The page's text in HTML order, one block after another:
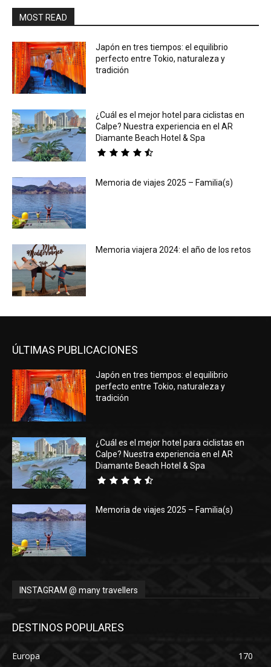
MOST READ
Japón en tres tiempos: el equilibrio
perfecto entre Tokio, naturaleza y
tradición
¿Cuál es el mejor hotel para ciclistas en
Calpe? Nuestra experiencia en el AR
Diamante Beach Hotel & Spa
Memoria de viajes 2025 – Familia(s)
Memoria viajera 2024: el año de los retos
ÚLTIMAS PUBLICACIONES
Japón en tres tiempos: el equilibrio
perfecto entre Tokio, naturaleza y
tradición
¿Cuál es el mejor hotel para ciclistas en
Calpe? Nuestra experiencia en el AR
Diamante Beach Hotel & Spa
Memoria de viajes 2025 – Familia(s)
INSTAGRAM @ many travellers
DESTINOS POPULARES
Europa
170